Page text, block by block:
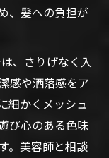
心を演出す
配置と幅の
をつける技
訣とは
えるケア方
、髪への負担が
、さりげなく入
感や洒落感をア
細かくメッシュ
び心のある色味
。美容師と相談